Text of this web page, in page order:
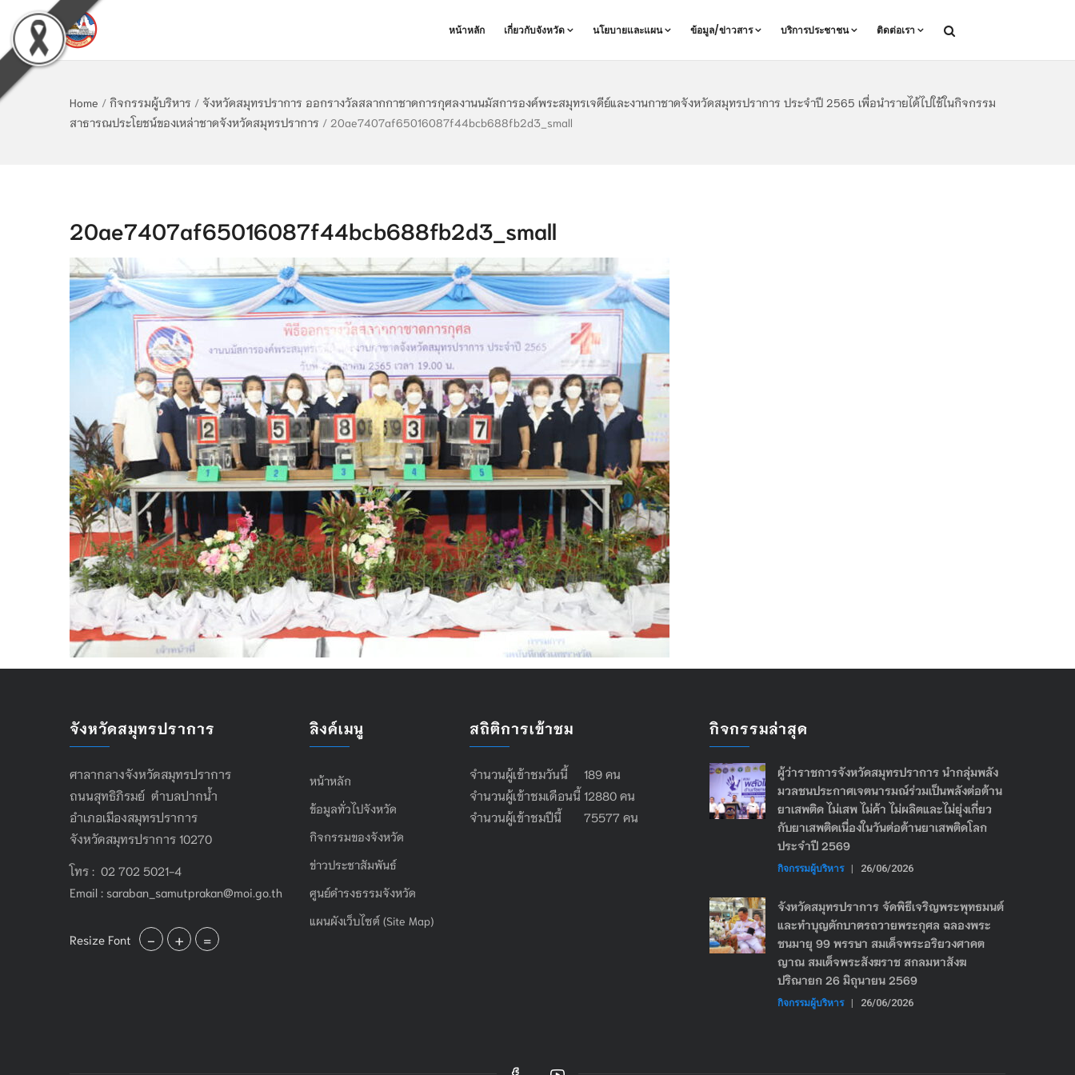
หน้าหลัก เกี่ยวกับจังหวัด นโยบายและแผน ข้อมูล/ข่าวสาร บริการประชาชน ติดต่อเรา
Home / กิจกรรมผู้บริหาร / จังหวัดสมุทรปราการ ออกรางวัลสลากกาชาดการกุศลงานนมัสการองค์พระสมุทรเจดีย์และงานกาชาดจังหวัดสมุทรปราการ ประจำปี 2565 เพื่อนำรายได้ไปใช้ในกิจกรรม
สาธารณประโยชน์ของเหล่าชาดจังหวัดสมุทรปราการ / 20ae7407af65016087f44bcb688fb2d3_small
20ae7407af65016087f44bcb688fb2d3_small
จังหวัดสมุทรปราการ
ศาลากลางจังหวัดสมุทรปราการ
ถนนสุทธิภิรมย์ ตำบลปากน้ำ
อำเภอเมืองสมุทรปราการ
จังหวัดสมุทรปราการ 10270
โทร : 02 702 5021-4
Email : saraban_samutprakan@moi.go.th
Resize Font - + =
ลิงค์เมนู
หน้าหลัก
ข้อมูลทั่วไปจังหวัด
กิจกรรมของจังหวัด
ข่าวประชาสัมพันธ์
ศูนย์ดำรงธรรมจังหวัด
แผนผังเว็บไซต์ (Site Map)
สถิติการเข้าชม
จำนวนผู้เข้าชมวันนี้ 189 คน
จำนวนผู้เข้าชมเดือนนี้ 12880 คน
จำนวนผู้เข้าชมปีนี้ 75577 คน
กิจกรรมล่าสุด
ผู้ว่าราชการจังหวัดสมุทรปราการ นำกลุ่มพลัง
มวลชนประกาศเจตนารมณ์ร่วมเป็นพลังต่อต้าน
ยาเสพติด ไม่เสพ ไม่ค้า ไม่ผลิตและไม่ยุ่งเกี่ยว
กับยาเสพติดเนื่องในวันต่อต้านยาเสพติดโลก
ประจำปี 2569
กิจกรรมผู้บริหาร | 26/06/2026
จังหวัดสมุทรปราการ จัดพิธีเจริญพระพุทธมนต์
และทำบุญตักบาตรถวายพระกุศล ฉลองพระ
ชนมายุ 99 พรรษา สมเด็จพระอริยวงศาคต
ญาณ สมเด็จพระสังฆราช สกลมหาสังฆ
ปริณายก 26 มิถุนายน 2569
กิจกรรมผู้บริหาร | 26/06/2026